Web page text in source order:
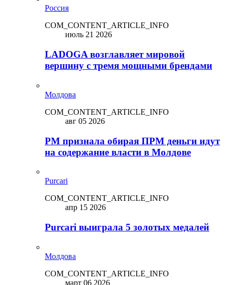
Россия
COM_CONTENT_ARTICLE_INFO
июль 21 2026
LADOGA возглавляет мировой
вершину с тремя мощными брендами
Молдова
COM_CONTENT_ARTICLE_INFO
авг 05 2026
PM признала обирая ПРМ деньги идут
на содержание власти в Молдове
Purcari
COM_CONTENT_ARTICLE_INFO
апр 15 2026
Purcari выиграла 5 золотых медалей
Молдова
COM_CONTENT_ARTICLE_INFO
март 06 2026